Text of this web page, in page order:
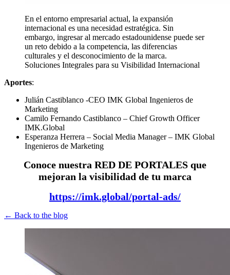
En el entorno empresarial actual, la expansión
internacional es una necesidad estratégica. Sin
embargo, ingresar al mercado estadounidense puede ser
un reto debido a la competencia, las diferencias
culturales y el desconocimiento de la marca.
Soluciones Integrales para su Visibilidad Internacional
Aportes:
Julián Castiblanco -CEO IMK Global Ingenieros de
Marketing
Camilo Fernando Castiblanco – Chief Growth Officer
IMK.Global
Esperanza Herrera – Social Media Manager – IMK Global
Ingenieros de Marketing
Conoce nuestra RED DE PORTALES que
mejoran la visibilidad de tu marca
https://imk.global/portal-ads/
← Back to the blog